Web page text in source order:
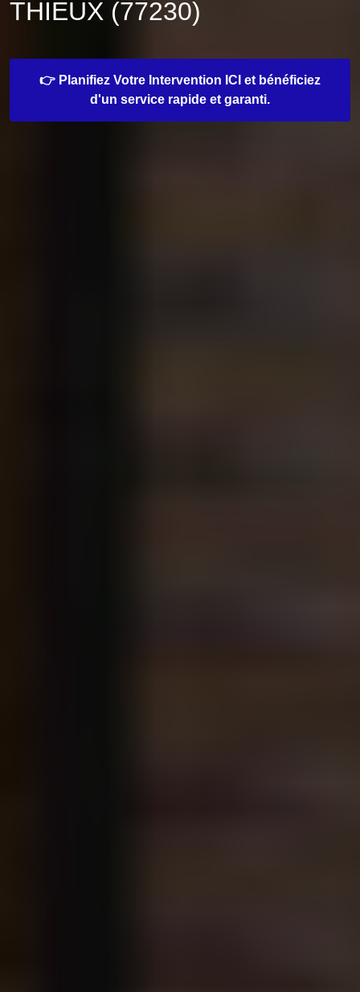
THIEUX (77230)
👉 Planifiez Votre Intervention ICI et bénéficiez
d'un service rapide et garanti.